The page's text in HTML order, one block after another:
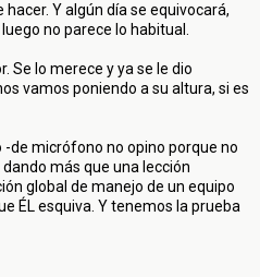
Y algún día se equivocará,
no parece lo habitual.
Se lo merece y ya se le dio
vamos poniendo a su altura, si es
de micrófono no opino porque no
más que una lección
global de manejo de un equipo
ÉL esquiva. Y tenemos la prueba